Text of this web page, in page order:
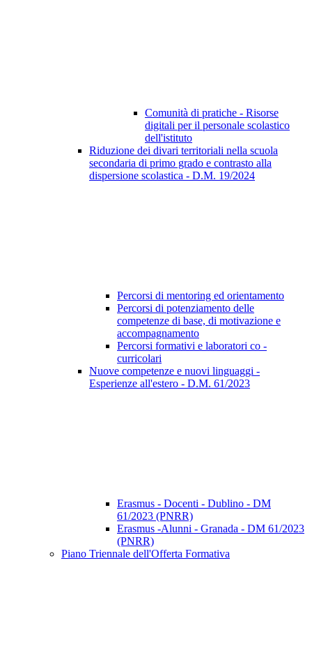
Comunità di pratiche - Risorse
digitali per il personale scolastico
dell'istituto
Riduzione dei divari territoriali nella scuola
secondaria di primo grado e contrasto alla
dispersione scolastica - D.M. 19/2024
Percorsi di mentoring ed orientamento
Percorsi di potenziamento delle
competenze di base, di motivazione e
accompagnamento
Percorsi formativi e laboratori co -
curricolari
Nuove competenze e nuovi linguaggi -
Esperienze all'estero - D.M. 61/2023
Erasmus - Docenti - Dublino - DM
61/2023 (PNRR)
Erasmus -Alunni - Granada - DM 61/2023
(PNRR)
Piano Triennale dell'Offerta Formativa